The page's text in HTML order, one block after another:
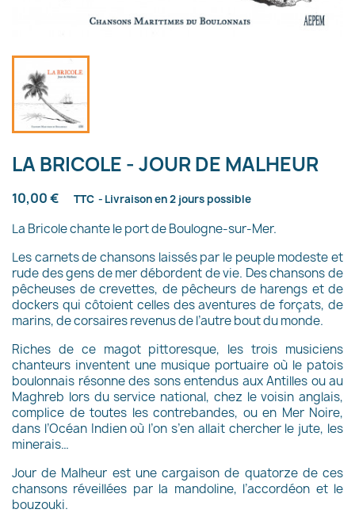
LA BRICOLE - JOUR DE MALHEUR
10,00 € TTC Livraison en 2 jours possible
La Bricole chante le port de Boulogne-sur-Mer.
Les carnets de chansons laissés par le peuple modeste et
rude des gens de mer débordent de vie. Des chansons de
pêcheuses de crevettes, de pêcheurs de harengs et de
dockers qui côtoient celles des aventures de forçats, de
marins, de corsaires revenus de l’autre bout du monde.
Riches de ce magot pittoresque, les trois musiciens
chanteurs inventent une musique portuaire où le patois
boulonnais résonne des sons entendus aux Antilles ou au
Maghreb lors du service national, chez le voisin anglais,
complice de toutes les contrebandes, ou en Mer Noire,
dans l’Océan Indien où l’on s’en allait chercher le jute, les
minerais…
Jour de Malheur est une cargaison de quatorze de ces
chansons réveillées par la mandoline, l’accordéon et le
bouzouki.